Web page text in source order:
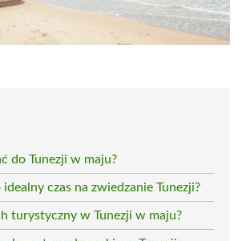
do Tunezji w maju?
czas na zwiedzanie Tunezji?
turystyczny w Tunezji w maju?